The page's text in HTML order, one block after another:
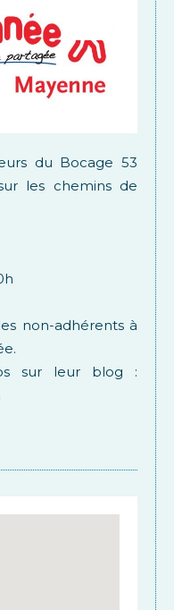
du Bocage 53
les chemins de
non-adhérents à
sur leur blog :